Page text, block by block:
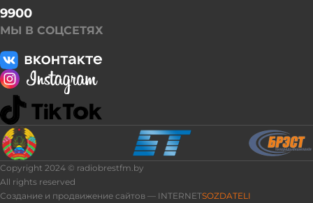
9900
МЫ В СОЦСЕТЯХ
Copyright 2024 © radiobrestfm.by
All rights reserved
Создание и продвижение сайтов — INTERNETSOZDATELI